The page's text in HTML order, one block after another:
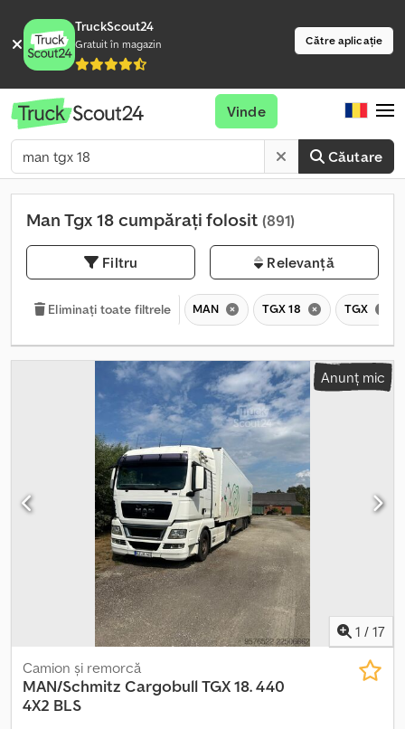
TruckScout24
Gratuit în magazin Către aplicație
Căutare
Vinde
Man Tgx 18 cumpărați folosit (891)
Filtru Relevanță
Eliminați toate filtrele MAN TGX 18 TGX
Anunț mic
1 / 17
Camion și remorcă
MAN/Schmitz CargobullTGX 18. 440
4X2 BLS